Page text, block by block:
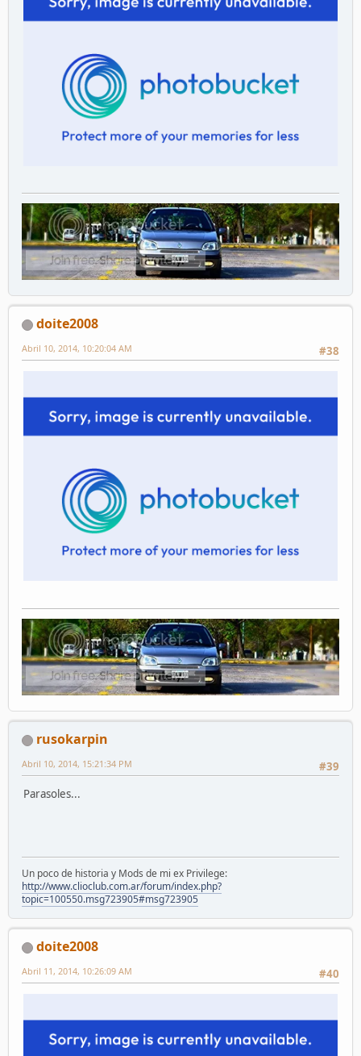
doite2008
#38
Abril 10, 2014, 10:20:04 AM
rusokarpin
#39
Abril 10, 2014, 15:21:34 PM
Parasoles...
Un poco de historia y Mods de mi ex Privilege:
http://www.clioclub.com.ar/forum/index.php?
topic=100550.msg723905#msg723905
doite2008
#40
Abril 11, 2014, 10:26:09 AM